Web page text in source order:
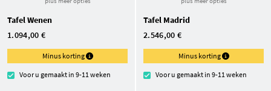
Tafel Wenen
1.094,00 €
Minus korting
Voor u gemaakt in 9-11 weken
Tafel Madrid
2.546,00 €
Minus korting
Voor u gemaakt in 9-11 weken